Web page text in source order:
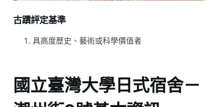
古蹟評定基準
具高度歷史、藝術或科學價值者
國立臺灣大學日式宿舍－